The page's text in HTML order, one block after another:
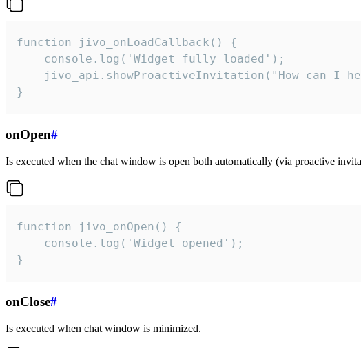
function jivo_onLoadCallback() {
    console.log('Widget fully loaded');
jivo_api.showProactiveInvitation("How can I
}
onOpen#
Is executed when the chat window is open both automatically (via proactive
function jivo_onOpen() {
    console.log('Widget opened');
}
onClose#
Is executed when chat window is minimized.